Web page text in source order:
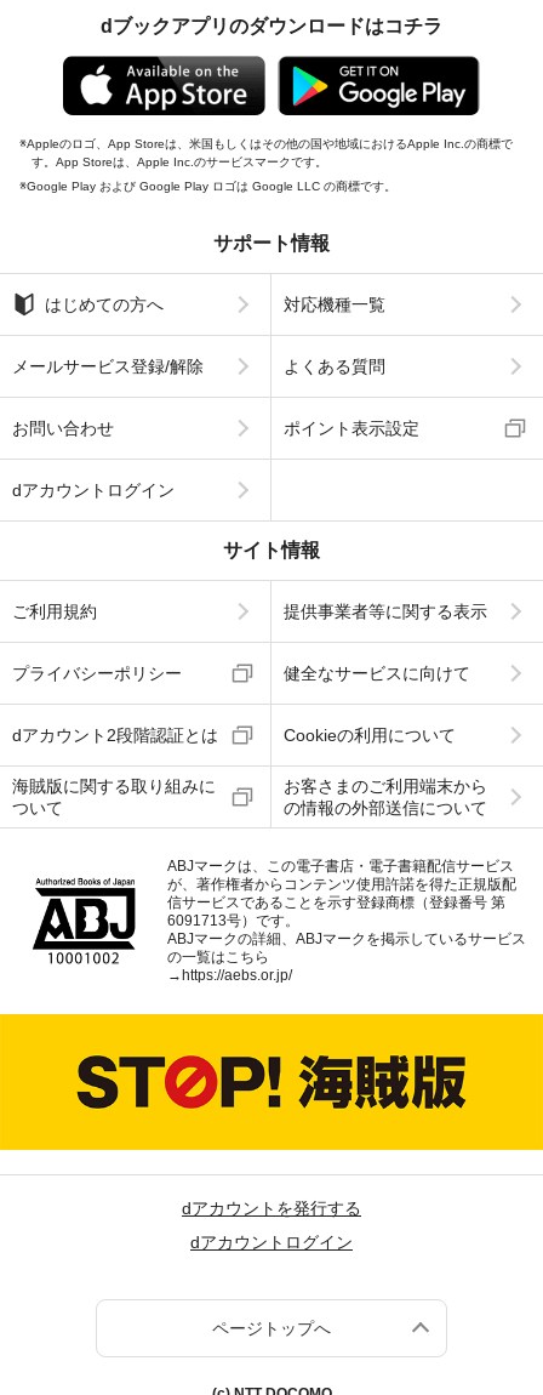
dブックアプリのダウンロードはコチラ
Appleのロゴ、App Storeは、米国もしくはその他の国や地域におけるApple Inc.の商標で
す。App Storeは、Apple Inc.のサービスマークです。
Google Play および Google Play ロゴは Google LLC の商標です。
サポート情報
はじめての方へ 対応機種一覧
メールサービス登録/解除 よくある質問
お問い合わせ ポイント表示設定
dアカウントログイン
サイト情報
ご利用規約 提供事業者等に関する表示
プライバシーポリシー 健全なサービスに向けて
dアカウント2段階認証とは Cookieの利用について
海賊版に関する取り組みに
ついて
お客さまのご利用端末から
の情報の外部送信について
ABJマークは、この電子書店・電子書籍配信サービス
が、著作権者からコンテンツ使用許諾を得た正規版配
信サービスであることを示す登録商標（登録番号 第
6091713号）です。
ABJマークの詳細、ABJマークを掲示しているサービス
の一覧はこちら
→ https://aebs.or.jp/
dアカウントを発行する
dアカウントログイン
ページトップへ